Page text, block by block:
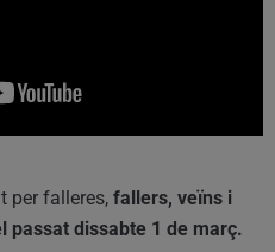
per falleres, fallers, veïns i
passat dissabte 1 de març.